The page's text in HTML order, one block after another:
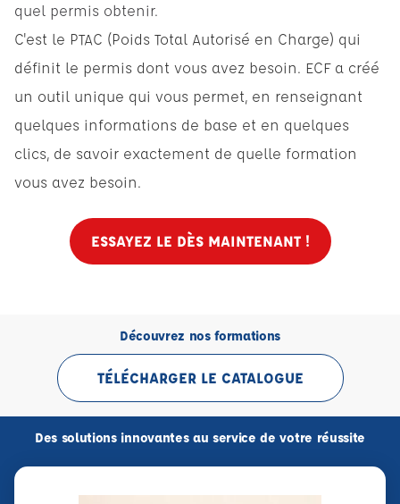
quel permis obtenir.
C'est le PTAC (Poids Total Autorisé en Charge) qui
définit le permis dont vous avez besoin. ECF a créé
un outil unique qui vous permet, en renseignant
quelques informations de base et en quelques
clics, de savoir exactement de quelle formation
vous avez besoin.
ESSAYEZ LE DÈS MAINTENANT !
Découvrez nos formations
TÉLÉCHARGER LE CATALOGUE
Des solutions innovantes au service de votre réussite